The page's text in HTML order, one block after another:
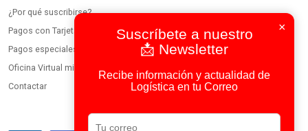
×
Suscríbete a nuestro
📩 Newsletter
Recibe información y actualidad de
Logística en tu Correo
¿Por qué suscribirse?
Pagos con Tarjeta
Pagos especiales
Oficina Virtual miembros
Contactar